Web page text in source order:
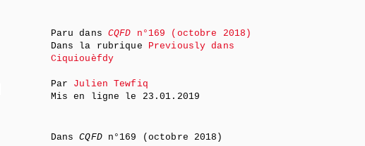
Paru dans CQFD n°169 (octobre 2018)
Dans la rubrique Previously dans
Ciquiouèfdy
Par Julien Tewfiq
Mis en ligne le 23.01.2019
DansCQFDn°169 (octobre 2018)